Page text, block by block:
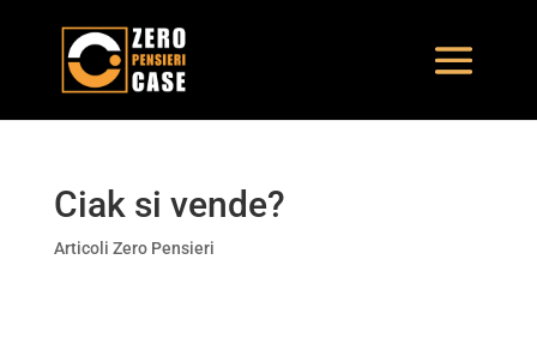
Ciak si vende?
Articoli Zero Pensieri